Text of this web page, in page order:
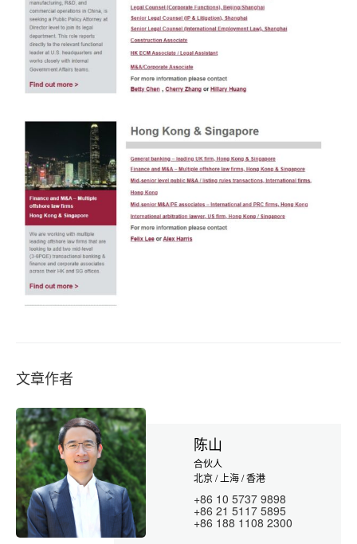
文章作者
陈山
合伙人
北京 / 上海 / 香港
+86 10 5737 9898
+86 21 5117 5895
+86 188 1108 2300